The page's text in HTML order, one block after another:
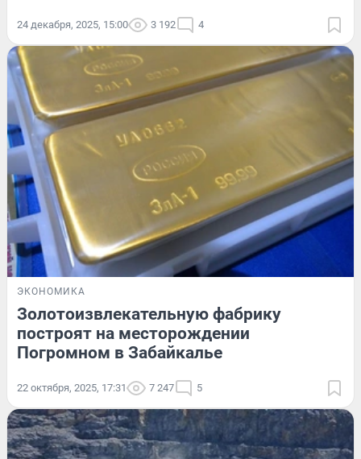
24 декабря, 2025, 15:00 3 192 4
ЭКОНОМИКА
Золотоизвлекательную фабрику
построят на месторождении
Погромном в Забайкалье
22 октября, 2025, 17:31 7 247 5